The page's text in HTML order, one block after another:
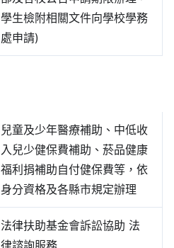
學生檢附相關文件向學校學務
處申請)
兒童及少年醫療補助、中低收
入兒少健保費補助、菸品健康
福利捐補助自付健保費等，依
身分資格及各縣市規定辦理
法律扶助基金會訴訟協助 法
律諮詢服務